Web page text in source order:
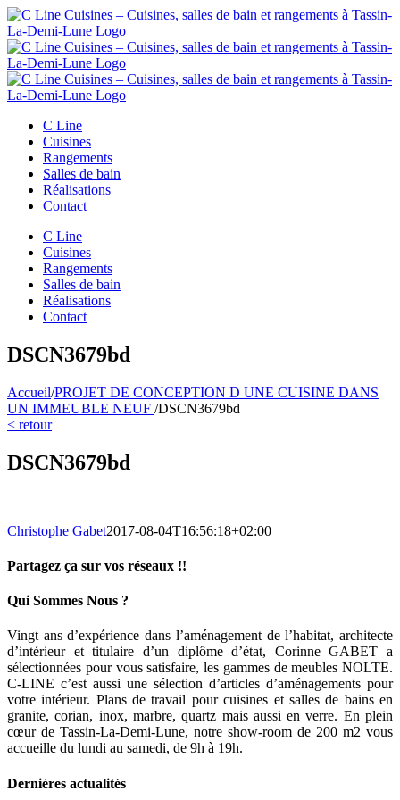
Passer
au
contenu
C Line
Cuisines
Rangements
Salles de bain
Réalisations
Contact
C Line
Cuisines
Rangements
Salles de bain
Réalisations
Contact
DSCN3679bd
Accueil/PROJET DE CONCEPTION D UNE CUISINE DANS
UN IMMEUBLE NEUF /DSCN3679bd
< retour
DSCN3679bd
Christophe Gabet2017-08-04T16:56:18+02:00
Partagez ça sur vos réseaux !!
Facebook
Twitter
LinkedIn
Pinterest
Email
Qui Sommes Nous ?
Vingt ans d’expérience dans l’aménagement de l’habitat, architecte
d’intérieur et titulaire d’un diplôme d’état, Corinne GABET a
sélectionnées pour vous satisfaire, les gammes de meubles NOLTE.
C-LINE c’est aussi une sélection d’articles d’aménagements pour
votre intérieur. Plans de travail pour cuisines et salles de bains en
granite, corian, inox, marbre, quartz mais aussi en verre. En plein
cœur de Tassin-La-Demi-Lune, notre show-room de 200 m2 vous
accueille du lundi au samedi, de 9h à 19h.
Dernières actualités